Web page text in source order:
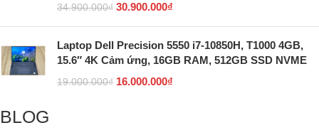
34.900.000₫ 30.900.000₫
Laptop Dell Precision 5550 i7-10850H, T1000 4GB,
15.6″ 4K Cảm ứng, 16GB RAM, 512GB SSD NVME
19.000.000₫ 16.000.000₫
BLOG